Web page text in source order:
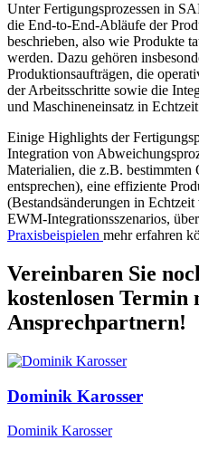
Unter Fertigungsprozessen in
die End-to-End-Abläufe der
beschrieben, also wie Produkte
werden. Dazu gehören
Produktionsaufträgen, die
der Arbeitsschritte sowie die
und Maschineneinsatz in
Einige Highlights der
Integration von
Materialien, die z.B. bestimmten
entsprechen), eine effiziente
(Bestandsänderungen in
EWM-Integrationsszenarios,
Praxisbeispielen mehr erfahren
Vereinbaren Sie
kostenlosen Termin
Ansprechpartnern!
Dominik Karosser
Dominik Karosser